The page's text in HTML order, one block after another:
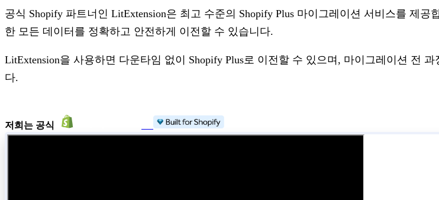
공식 Shopify 파트너인 LitExtension은 최고 수준의 Shopify Plus 마이그레이션 서비스를 제
한 모든 데이터를 정확하고 안전하게 이전할 수 있습니다.
LitExtension을 사용하면 다운타임 없이 Shopify Plus로 이전할 수 있으며, 마이그레이션 전
다.
저희는 공식